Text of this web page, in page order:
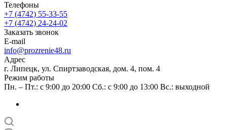
Телефоны
+7 (4742) 55-33-55
+7 (4742) 24-24-02
Заказать звонок
E-mail
info@prozrenie48.ru
Адрес
г. Липецк, ул. Спиртзаводская, дом. 4, пом. 4
Режим работы
Пн. – Пт.: с 9:00 до 20:00 Сб.: с 9:00 до 13:00 Вс.: выходной